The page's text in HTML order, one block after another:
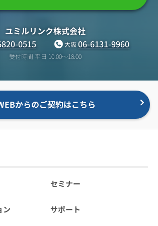
ープ企業）
ユミルリンク株式会社
0515 大阪06-6131-9960
受付時間 平日 10:00〜18:00
からのご契約はこちら
セミナー
ン サポート